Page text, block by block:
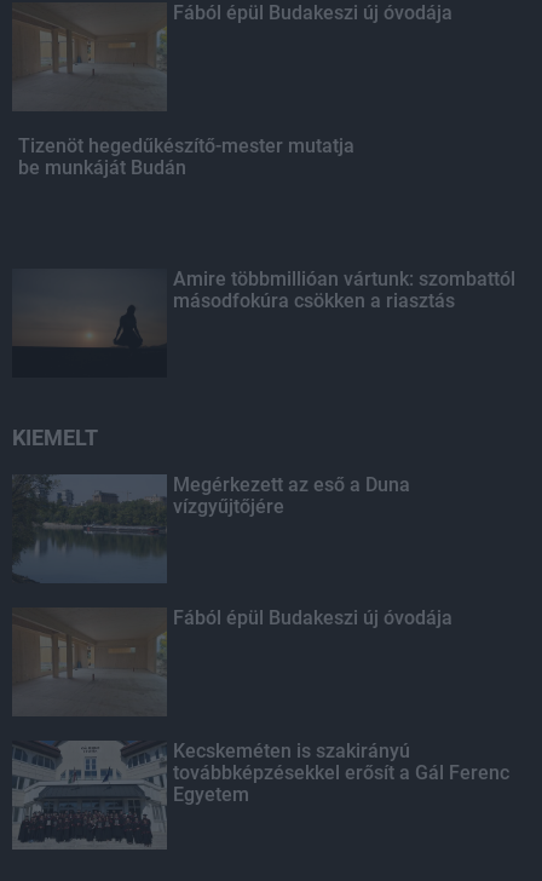
Fából épül Budakeszi új óvodája
Tizenöt hegedűkészítő-mester mutatja
be munkáját Budán
Amire többmillióan vártunk: szombattól
másodfokúra csökken a riasztás
KIEMELT
Megérkezett az eső a Duna
vízgyűjtőjére
Fából épül Budakeszi új óvodája
Kecskeméten is szakirányú
továbbképzésekkel erősít a Gál Ferenc
Egyetem